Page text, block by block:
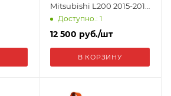
Mitsubishi L200 2015-2018
NM-157302
Доступно.: 1
12 500 руб./шт
В КОРЗИНУ